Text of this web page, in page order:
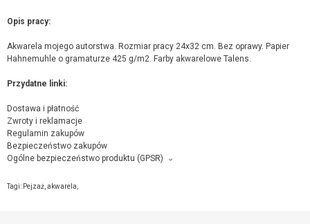
Opis pracy:
Akwarela mojego autorstwa. Rozmiar pracy 24x32 cm. Bez oprawy. Papier
Hahnemuhle o gramaturze 425 g/m2. Farby akwarelowe Talens.
Przydatne linki:
Dostawa i płatność
Zwroty i reklamacje
Regulamin zakupów
Bezpieczeństwo zakupów
Ogólne bezpieczeństwo produktu (GPSR)
Tomasz Woźniak, Małopolska, 46b, 11, 70-515 Szczecin,
sprzedającym
Tagi: Pejzaż akwarela